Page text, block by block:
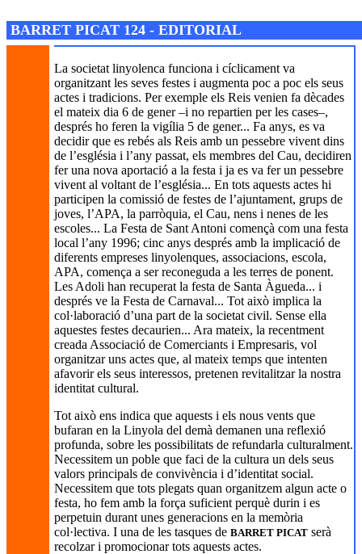
BARRET PICAT 124 - EDITORIAL
La societat linyolenca funciona i cíclicament va
organitzant les seves festes i augmenta poc a poc els seus
actes i tradicions. Per exemple els Reis venien fa dècades
el mateix dia 6 de gener –i no repartien per les cases–,
després ho feren la vigília 5 de gener... Fa anys, es va
decidir que es rebés als Reis amb un pessebre vivent dins
de l’església i l’any passat, els membres del Cau, decidiren
fer una nova aportació a la festa i ja es va fer un pessebre
vivent al voltant de l’església... En tots aquests actes hi
participen la comissió de festes de l’ajuntament, grups de
joves, l’APA, la parròquia, el Cau, nens i nenes de les
escoles... La Festa de Sant Antoni començà com una festa
local l’any 1996; cinc anys després amb la implicació de
diferents empreses linyolenques, associacions, escola,
APA, comença a ser reconeguda a les terres de ponent.
Les Adoli han recuperat la festa de Santa Àgueda... i
després ve la Festa de Carnaval... Tot això implica la
col·laboració d’una part de la societat civil. Sense ella
aquestes festes decaurien... Ara mateix, la recentment
creada Associació de Comerciants i Empresaris, vol
organitzar uns actes que, al mateix temps que intenten
afavorir els seus interessos, pretenen revitalitzar la nostra
identitat cultural.
Tot això ens indica que aquests i els nous vents que
bufaran en la Linyola del demà demanen una reflexió
profunda, sobre les possibilitats de refundarla culturalment.
Necessitem un poble que faci de la cultura un dels seus
valors principals de convivència i d’identitat social.
Necessitem que tots plegats quan organitzem algun acte o
festa, ho fem amb la força suficient perquè durin i es
perpetuin durant unes generacions en la memòria
col·lectiva. I una de les tasques de BARRET PICAT serà
recolzar i promocionar tots aquests actes.